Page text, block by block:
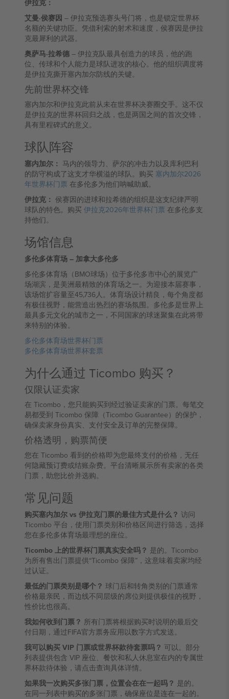
伊拉克：
艾曼·侯赛因 – 伊拉克预选赛头号门将，也是锁定世界杯
名额的关键功臣。凭借利索的射术和速度，侯赛因是伊拉
克最犀利的武器。
奥萨马·拉希德 – 伊拉克队最具创造力的球员，他的跑
位、传球和个人能力是球队进攻的核心。他的组织调度将
是伊拉克撕开塞内加尔防线的关键。
先前世界杯交锋
塞内加尔和伊拉克此前从未在世界杯决赛圈交手。这不仅
是伊拉克的世界杯回归之战，也是两国之间的首次交锋，
具有里程碑式的意义。
球队阵容
塞内加尔： 马内的领导力、萨尔的冲击力以及库利巴利
的防守构成了这支才华横溢的球队。购买 塞内加尔2026
年世界杯门票 在多伦多为他们呐喊助威。
伊拉克： 侯赛因的进球和拉希德的组织是这支纪律严明
球队的特色。购买 伊拉克2026年世界杯门票 在多伦多支
持他们。
场馆信息
多伦多体育场 – 加拿大多伦多
多伦多体育场（BMO球场）位于多伦多市中心的展览广
场湖滨，是美洲最精致的体育场之一。为迎接本届赛事，
该场馆扩容量至45,736人。体育场设计精良，每个角度都
有极佳视野，能营造出热烈的赛场氛围。多伦多是世界上
最具多元文化的城市之一，不同国家的球迷聚集在此将带
来特别的体验。
多伦多体育场世界杯门票
多伦多体育场世界杯套票
为什么通过 Ticombo 购买？
仅限认证卖家
在 Ticombo，您只能购买到经过验证卖家的门票。每笔交
易都受到 Ticombo 保障（Ticombo Guarantee）的保护，
确保卖家身份真实、支付安全及订单的完整保障。
价格透明，购票简便
您在 Ticombo 看到的价格即为您最终支付的价格，无任
何隐藏预订费或结账杂费。平台清晰展示所有卖家的各类
门票，助您比价并选购。
常见问题
购买塞内加尔 vs 伊拉克门票的最佳方式是什么？ 访问
Ticombo 平台，使用门票类别和价格区间进行筛选，选择
您在多伦多体育场最理想的座位。
Ticombo 上的世界杯门票真实安全吗？ 是的。Ticombo
为所有售出门票提供“Ticombo 保障”，这意味着卖家均经
过认证。
最低的门票类别是哪个？ 球门后和转角类别的门票通常
价格最亲民，而边线不同层级的席位则提供极佳的视野，
性价比也很高。
我如何收到门票？ 所有门票将根据购买时说明的最后交
付日期，通过FIFA官方票务应用以数字方式发送。
我可以购买 VIP 门票或世界杯款待套票吗？ 可以。部分
列表提供包含 VIP 座位、餐饮和私人休息室在内的专属世
界杯款待体验，请点击查询具体详情。
如果我一次购买多张门票，位置会在在一起吗？ 是的。
在同一列表中购买的多张门票，确保座位是连在一起的。